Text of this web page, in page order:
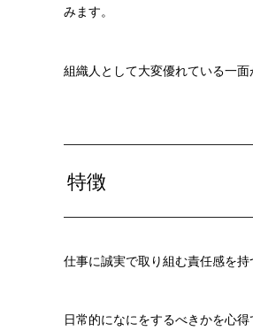
みます。
組織人として大変優れている一
特徴
仕事に誠実で取り組む責任感を持
日常的になにをするべきかを心得